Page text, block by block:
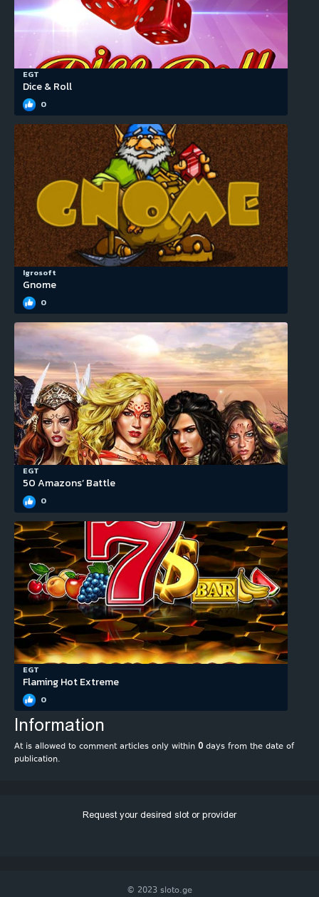
EGT
Dice & Roll
0
Igrosoft
Gnome
0
EGT
50 Amazons’ Battle
0
EGT
Flaming Hot Extreme
0
Information
At is allowed to comment articles only within 0 days from the date of
publication.
Request your desired slot or provider
© 2023 sloto.ge